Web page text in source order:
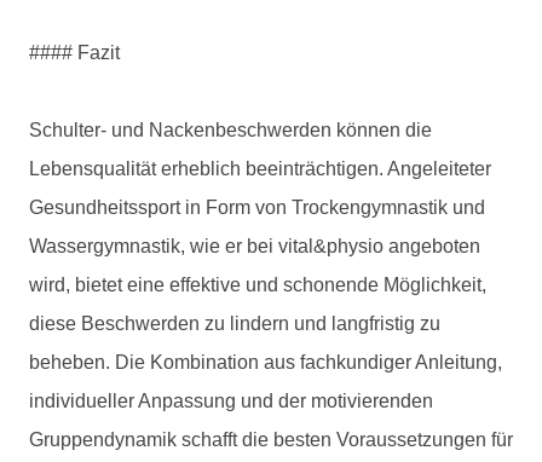
#### Fazit
Schulter- und Nackenbeschwerden können die
Lebensqualität erheblich beeinträchtigen. Angeleiteter
Gesundheitssport in Form von Trockengymnastik und
Wassergymnastik, wie er bei vital&physio angeboten
wird, bietet eine effektive und schonende Möglichkeit,
diese Beschwerden zu lindern und langfristig zu
beheben. Die Kombination aus fachkundiger Anleitung,
individueller Anpassung und der motivierenden
Gruppendynamik schafft die besten Voraussetzungen für